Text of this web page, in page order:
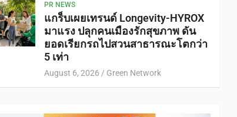
PR NEWS
แกร็บเผยเทรนด์ Longevity-HYROX
มาแรง ปลุกคนเมืองรักสุขภาพ ดัน
ยอดเรียกรถไปสวนสาธารณะโตกว่า
5 เท่า
August 6, 2026 Green Network